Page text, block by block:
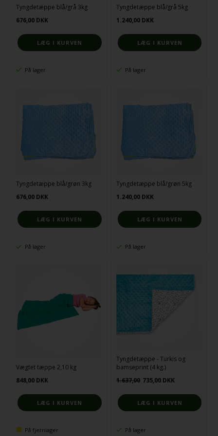
Tyngdetæppe blå/grå 3kg
676,00 DKK
På lager
Tyngdetæppe blå/grå 5kg
1.240,00 DKK
På lager
Tyngdetæppe blå/grøn 3kg
676,00 DKK
På lager
Tyngdetæppe blå/grøn 5kg
1.240,00 DKK
På lager
Vægtet tæppe 2,10 kg
848,00 DKK
På fjernlager
Tyngdetæppe - Turkis og
bamseprint (4 kg.)
1.637,00 735,00 DKK
På lager